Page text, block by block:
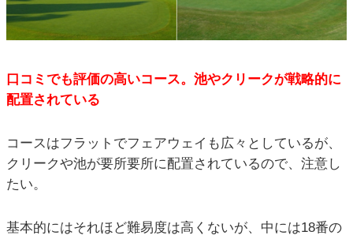
口コミでも評価の高いコース。池やクリークが戦略的に
配置されている
コースはフラットでフェアウェイも広々としているが、
クリークや池が要所要所に配置されているので、注意し
たい。
基本的にはそれほど難易度は高くないが、中には18番の